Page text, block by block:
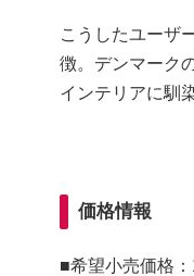
こうしたユーザ
徴。デンマーク
インテリアに馴
価格情報
■希望小売価格